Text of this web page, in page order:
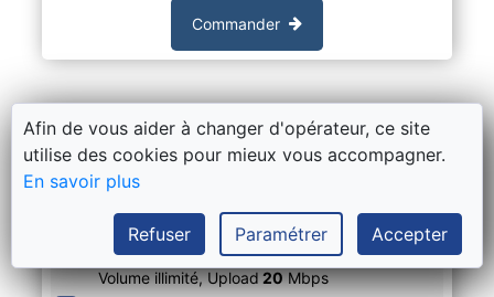
Commander
Hybrid Fiber-Coax
Orange Love Duo : internet Giga +
Internet Vitesse1000Mbps,
Volume illimité,Upload20Mbps
Afin de vous aider à changer d'opérateur, ce site
utilise des cookies pour mieux vous accompagner.
En savoir plus
Refuser Paramétrer Accepter